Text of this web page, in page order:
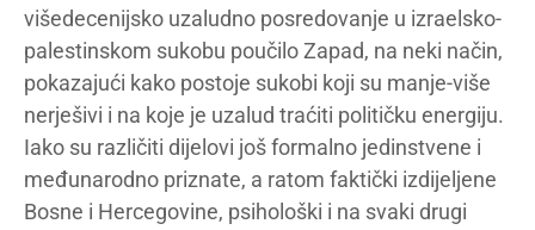
višedecenijsko uzaludno posredovanje u izraelsko-
palestinskom sukobu poučilo Zapad, na neki način,
pokazajući kako postoje sukobi koji su manje-više
nerješivi i na koje je uzalud traćiti političku energiju.
Iako su različiti dijelovi još formalno jedinstvene i
međunarodno priznate, a ratom faktički izdijeljene
Bosne i Hercegovine, psihološki i na svaki drugi